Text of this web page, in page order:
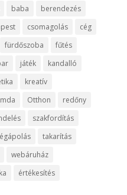
baba
berendezés
csomagolás
cég
fürdőszoba
fűtés
játék
kandalló
kreatív
Otthon
redőny
szakfordítás
takarítás
webáruház
értékesítés